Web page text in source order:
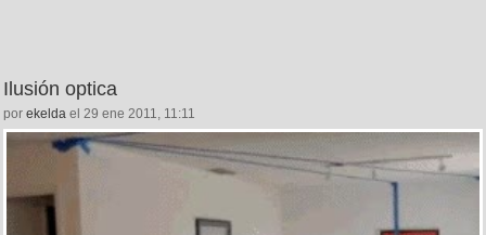
Ilusión optica
por ekelda el 29 ene 2011, 11:11